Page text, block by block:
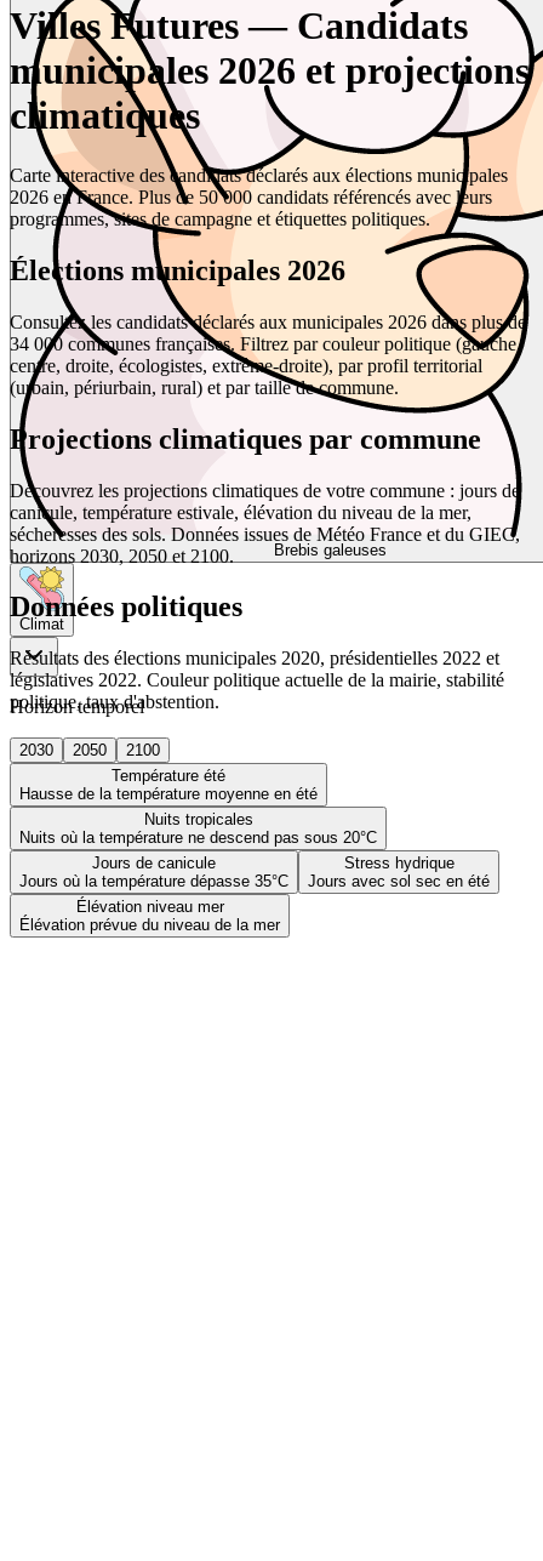
Brebis galeuses
Climat
Horizon temporel
2030 2050
2100
Température été
Hausse de la température moyenne en été
Nuits tropicales
Nuits où la température ne descend pas sous 20°C
Jours de canicule
Jours où la température dépasse 35°C
Stress hydrique
Jours avec sol sec en été
Élévation niveau mer
Élévation prévue du niveau de la mer
Villes Futures — Candidats
municipales 2026 et projections
climatiques
Carte interactive des candidats déclarés aux élections municipales
2026 en France. Plus de 50 000 candidats référencés avec leurs
programmes, sites de campagne et étiquettes politiques.
Élections municipales 2026
Consultez les candidats déclarés aux municipales 2026 dans plus de
34 000 communes françaises. Filtrez par couleur politique (gauche,
centre, droite, écologistes, extrême-droite), par profil territorial
(urbain, périurbain, rural) et par taille de commune.
Projections climatiques par commune
Découvrez les projections climatiques de votre commune : jours de
canicule, température estivale, élévation du niveau de la mer,
sécheresses des sols. Données issues de Météo France et du GIEC,
horizons 2030, 2050 et 2100.
Données politiques
Résultats des élections municipales 2020, présidentielles 2022 et
législatives 2022. Couleur politique actuelle de la mairie, stabilité
politique, taux d'abstention.